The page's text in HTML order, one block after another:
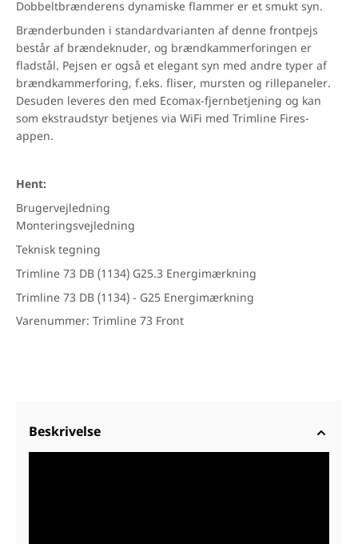
Dobbeltbrænderens dynamiske flammer er et smukt syn.
Brænderbunden i standardvarianten af denne frontpejs
består af brændeknuder, og brændkammerforingen er
fladstål. Pejsen er også et elegant syn med andre typer af
brændkammerforing, f.eks. fliser, mursten og rillepaneler.
Desuden leveres den med Ecomax-fjernbetjening og kan
som ekstraudstyr betjenes via WiFi med Trimline Fires-
appen.
Hent:
Brugervejledning
Monteringsvejledning
Teknisk tegning
Trimline 73 DB (1134) G25.3 Energimærkning
Trimline 73 DB (1134) - G25 Energimærkning
Varenummer: Trimline 73 Front
Beskrivelse